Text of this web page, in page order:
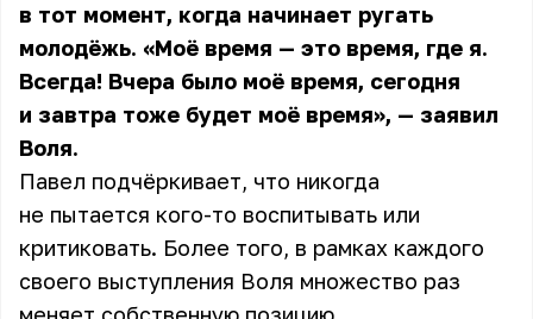
в тот момент, когда начинает ругать
молодёжь. «Моё время — это время, где я.
Всегда! Вчера было моё время, сегодня
и завтра тоже будет моё время», — заявил
Воля.
Павел подчёркивает, что никогда
не пытается кого-то воспитывать или
критиковать. Более того, в рамках каждого
своего выступления Воля множество раз